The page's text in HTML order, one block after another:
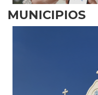
MUNICIPIOS